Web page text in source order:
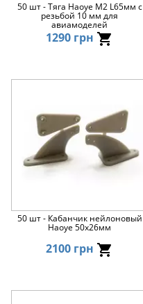
50 шт - Тяга Haoye M2 L65мм с
резьбой 10 мм для
авиамоделей
1290 грн
50 шт - Кабанчик нейлоновый
Haoye 50x26мм
2100 грн